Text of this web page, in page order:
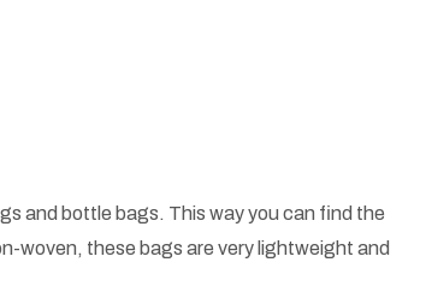
and bottle bags. This way you can find the
woven, these bags are very lightweight and